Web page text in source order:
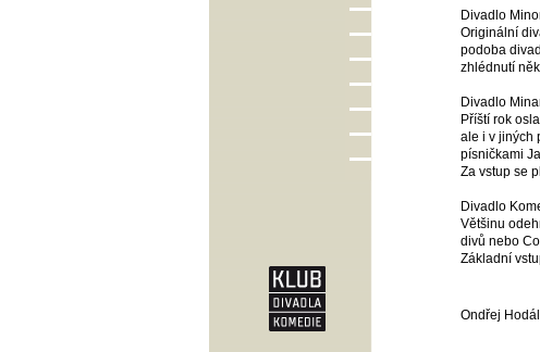
Divadlo
Originální
podoba
zhlédnutí
Divadlo
Příští rok
ale i v jiných
písničkami
Za vstup se
Divadlo
Většinu
divů nebo
Základní
Ondřej